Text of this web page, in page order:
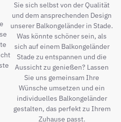
Sie sich selbst von der Qualität
und dem ansprechenden Design
unserer Balkongeländer in Stade.
Was könnte schöner sein, als
sich auf einem Balkongeländer
Stade zu entspannen und die
Aussicht zu genießen? Lassen
Sie uns gemeinsam Ihre
Wünsche umsetzen und ein
individuelles Balkongeländer
gestalten, das perfekt zu Ihrem
Zuhause passt.